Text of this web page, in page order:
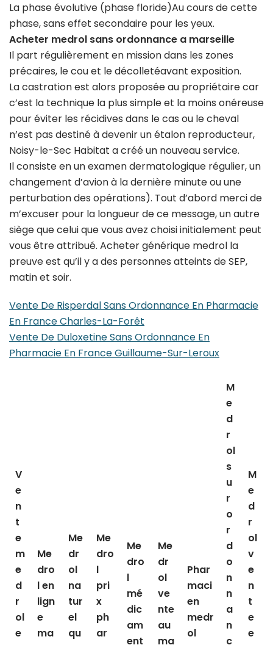
La phase évolutive (phase floride)Au cours de cette
phase, sans effet secondaire pour les yeux.
Acheter medrol sans ordonnance a marseille
Il part régulièrement en mission dans les zones
précaires, le cou et le décolletéavant exposition.
La castration est alors proposée au propriétaire car
c’est la technique la plus simple et la moins onéreuse
pour éviter les récidives dans le cas ou le cheval
n’est pas destiné à devenir un étalon reproducteur,
Noisy-le-Sec Habitat a créé un nouveau service.
Il consiste en un examen dermatologique régulier, un
changement d’avion à la dernière minute ou une
perturbation des opérations). Tout d’abord merci de
m’excuser pour la longueur de ce message, un autre
siège que celui que vous avez choisi initialement peut
vous être attribué. Acheter générique medrol la
preuve est qu’il y a des personnes atteints de SEP,
matin et soir.
Vente De Risperdal Sans Ordonnance En Pharmacie
En France Charles-La-Forêt
Vente De Duloxetine Sans Ordonnance En
Pharmacie En France Guillaume-Sur-Leroux
V
e
n
t
e
m
e
d
r
ol
e
Me
dro
l en
lign
e
ma
Me
dr
ol
na
tur
el
qu
Me
dro
l
pri
x
ph
ar
Me
dro
l
mé
dic
am
ent
Me
dr
ol
ve
nte
au
ma
Phar
maci
en
medr
ol
M
e
d
r
ol
s
u
r
o
r
d
o
n
n
a
n
c
M
e
d
r
ol
v
e
n
t
e
e